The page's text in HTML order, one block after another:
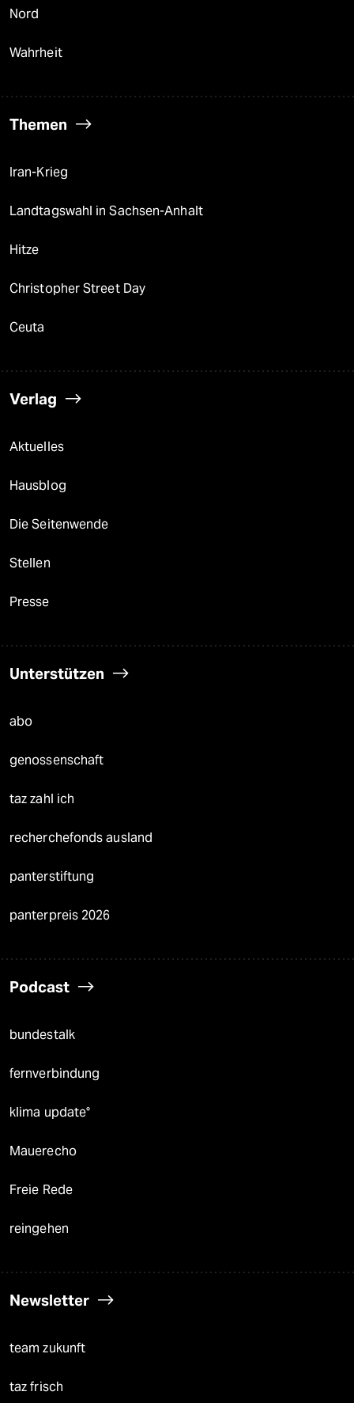
Nord
Wahrheit
Themen
Iran-Krieg
Landtagswahl in Sachsen-Anhalt
Hitze
Christopher Street Day
Ceuta
Verlag
Aktuelles
Hausblog
Die Seitenwende
Stellen
Presse
Unterstützen
abo
genossenschaft
taz zahl ich
recherchefonds ausland
panterstiftung
panterpreis 2026
Podcast
bundestalk
fernverbindung
klima update°
Mauerecho
Freie Rede
reingehen
Newsletter
team zukunft
taz frisch